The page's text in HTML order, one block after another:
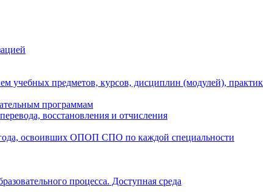
учебных предметов, курсов, дисциплин (модулей),
программам
восстановления и отчисления
освоивших ОПОП СПО по каждой специальности
процесса. Доступная среда